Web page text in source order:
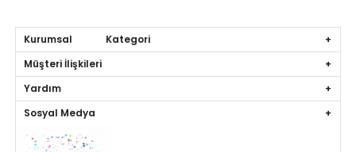
Kurumsal Kategori
Müşteri İlişkileri
Yardım
Sosyal Medya